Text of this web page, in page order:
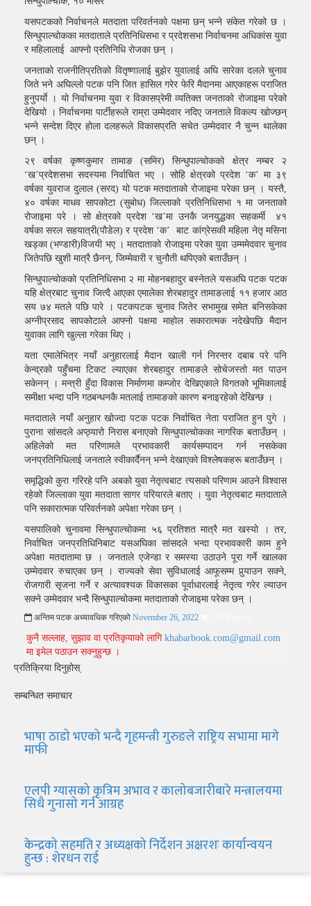
यसपटकको निर्वाचनले मतदाता परिवर्तनको पक्षमा छन् भन्ने संकेत गरेको छ ।
सिन्धुपाल्चोकका मतदाताले प्रतिनिधिसभा र प्रदेशसभा निर्वाचनमा अधिकांस युवा
र महिलालाई आफ्नो प्रतिनिधि रोजका छन् ।
जनताको राजनीतिप्रतिको वितृष्णालाई बुझेर युवालाई अघि सारेका दलले चुनाव
जिते भने अघिल्लो पटक पनि जित हासिल गरेर फेरि मैदानमा आएकाहरू पराजित
हुनुपर्याे । यो निर्वाचनमा युवा र विकासप्रेमी व्यतिक्त जनताको रोजाइमा परेको
देखियो । निर्वाचनमा पार्टीहरूले राम्रा उम्मेदवार नदिए जनताले विकल्प खोज्छन्
भन्ने सन्देश दिएर होला दलहरूले विकासप्रति सचेत उम्मेदवार नै चुन्न थालेका
छन् ।
२९ वर्षका कृष्णकुमार तामाङ (समिर) सिन्धुपाल्चोकको क्षेत्र नम्बर २
‘ख’प्रदेशसभा सदस्यमा निर्वाचित भए । सोहि क्षेत्रको प्रदेश ‘क’ मा ३९
वर्षका युवराज दुलाल (सरद) यो पटक मतदाताको रोजाइमा परेका छन् । यस्तै,
४० वर्षका माधव सापकोटा (सुबोध) जिल्लाको प्रतिनिधिसभा १ मा जनताको
रोजाइमा परे । सो क्षेत्रको प्रदेश ‘ख’मा उनकै जनयुद्धका सहकर्मी ४१
वर्षका सरल सहयात्री(पौडेल) र प्रदेश ‘क’ बाट कांग्रेसकी महिला नेतृ मसिना
खड्का (भण्डारी)विजयी भए । मतदाताको रोजाइमा परेका युवा उम्ममेदवार चुनाव
जितेपछि खुशी मात्रै छैनन्, जिम्मेवारी र चुनौती थपिएको बताउँछन् ।
सिन्धुपाल्चोकको प्रतिनिधिसभा २ मा मोहनबहादुर बस्नेतले यसअघि पटक पटक
यहि क्षेत्रबाट चुनाव जित्दै आएका एमालेका शेरबहादुर तामाङलाई ११ हजार आठ
सय ७४ मतले पछि पारे । पटकपटक चुनाव जितेर सभामुख समेत बनिसकेका
अग्नीप्रसाद सापकोटाले आफ्नो पक्षमा माहोल सकारात्मक नदेखेपछि मैदान
युवाका लागि खुल्ला गरेका थिए ।
यता एमालेभित्र नयाँ अनुहारलाई मैदान खाली गर्न निरन्तर दबाब परे पनि
केन्द्रको पहुँचमा टिकट ल्याएका शेरबहादुर तामाङले सोचेजस्तो मत पाउन
सकेनन् । मन्त्री हुँदा विकास निर्माणमा कम्जाेर देखिएकाले विगतको भूमिकालाई
समीक्षा भन्दा पनि गठबन्धनकै मतलाई तामाङको कारण बनाइरहेको देखिन्छ ।
मतदाताले नयाँ अनुहार खोज्दा पटक पटक निर्वाचित नेता पराजित हुन पुगे ।
पुराना सांसदले अप्ठ्यारो निरास बनाएको सिन्धुपाल्चोकका नागरिक बताउँछन् ।
अहिलेको मत परिणामले प्रभावकारी कार्यसम्पादन गर्न नसकेका
जनप्रतिनिधिलाई जनताले स्वीकार्दैनन् भन्ने देखाएको विश्लेषकहरू बताउँछन् ।
समृद्धिको कुरा गरिरहे पनि अबको युवा नेतृत्वबाट त्यसको परिणाम आउने विश्वास
रहेको जिल्लाका युवा मतदाता सागर परियारले बताए । युवा नेतृत्वबाट मतदाताले
पनि सकारात्मक परिवर्तनको अपेक्षा गरेका छन् ।
यसपालिको चुनावमा सिन्धुपाल्चोकमा ५६ प्रतिशत मात्रै मत खस्यो । तर,
निर्वाचित जनप्रतिधिनिबाट यसअघिका सांसदले भन्दा प्रभावकारी काम हुने
अपेक्षा मतदातामा छ । जनताले एजेन्डा र समस्या उठाउने पूरा गर्ने खालका
उम्मेदवार रुचाएका छन् । राज्यको सेवा सुविधालाई आफूसम्म पुर्‍याउन सक्ने,
रोजगारी सृजना गर्ने र अत्यावश्यक विकासका पूर्वाधारलाई नेतृत्व गरेर ल्याउन
सक्ने उम्मेदवार भन्दै सिन्धुपाल्चोकमा मतदाताको रोजाइमा परेका छन् ।
अन्तिम पटक अध्यावधिक गरिएको November 26, 2022
कुनै सल्लाह, सुझाव वा प्रतिकृयाको लागि khabarbook.com@gmail.com
मा इमेल पठाउन सक्नुहुन्छ ।
प्रतिक्रिया दिनुहोस्
सम्बन्धित समाचार
भाषा ठाडो भएको भन्दै गृहमन्त्री गुरुङले राष्ट्रिय सभामा मागे
माफी
एलपी ग्यासको कृत्रिम अभाव र कालोबजारीबारे मन्त्रालयमा
सिधै गुनासो गर्न आग्रह
केन्द्रको सहमति र अध्यक्षको निर्देशन अक्षरशः कार्यान्वयन
हुन्छ : शेरधन राई